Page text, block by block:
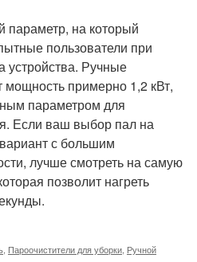
на который
пользователи при
устройства. Ручные
примерно 1,2 кВт,
параметром для
Если ваш выбор пал на
с большим
лучше смотреть на самую
позволит нагреть
Пароочистители для уборки Ручной